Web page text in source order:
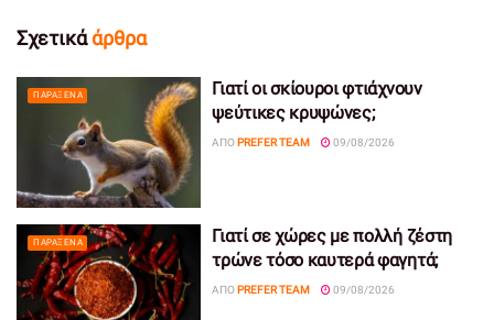
Σχετικάάρθρα
ΠΑΡΆΞΕΝΑ
Γιατί οι σκίουροι φτιάχνουν
ψεύτικες κρυψώνες;
ΑΠΌ PREFER TEAM 09/08/2026
ΠΑΡΆΞΕΝΑ
Γιατί σε χώρες με πολλή ζέστη
τρώνε τόσο καυτερά φαγητά;
ΑΠΌ PREFER TEAM 09/08/2026